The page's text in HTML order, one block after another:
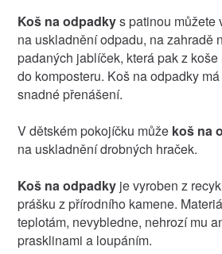
Koš na odpadkys patinou můžete
na uskladnění odpadu, na zahradě
padaných jablíček, která pak z
do komposteru. Koš na odpadky
snadné přenášení.
V dětském pokojíčku může koš na
na uskladnění drobných hraček.
Koš na odpadkyje vyroben z
prášku z přírodního kamene.
teplotám, nevybledne, nehrozí mu
prasklinami a loupáním.